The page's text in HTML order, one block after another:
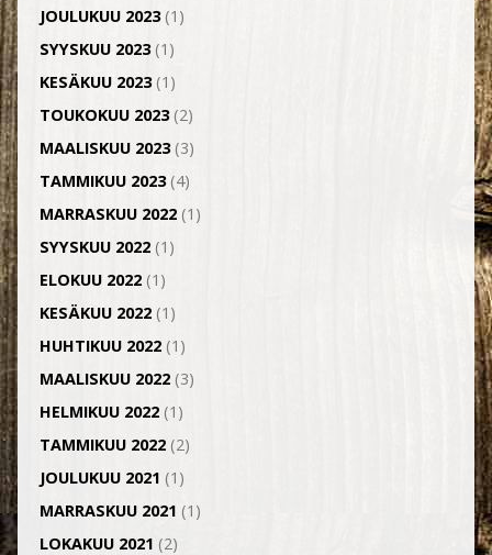
JOULUKUU 2023(1)
SYYSKUU 2023(1)
KESÄKUU 2023(1)
TOUKOKUU 2023(2)
MAALISKUU 2023(3)
TAMMIKUU 2023(4)
MARRASKUU 2022(1)
SYYSKUU 2022(1)
ELOKUU 2022(1)
KESÄKUU 2022(1)
HUHTIKUU 2022(1)
MAALISKUU 2022(3)
HELMIKUU 2022(1)
TAMMIKUU 2022(2)
JOULUKUU 2021 (1)
MARRASKUU 2021 (1)
LOKAKUU 2021 (2)